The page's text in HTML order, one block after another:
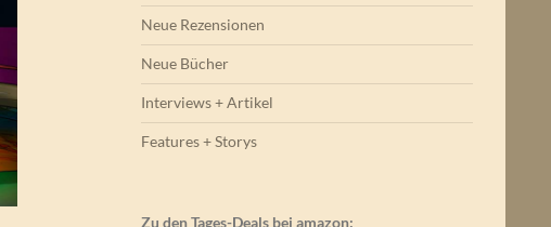
Neue Rezensionen
Neue Bücher
Interviews + Artikel
Features + Storys
Zu den Tages-Deals bei amazon: